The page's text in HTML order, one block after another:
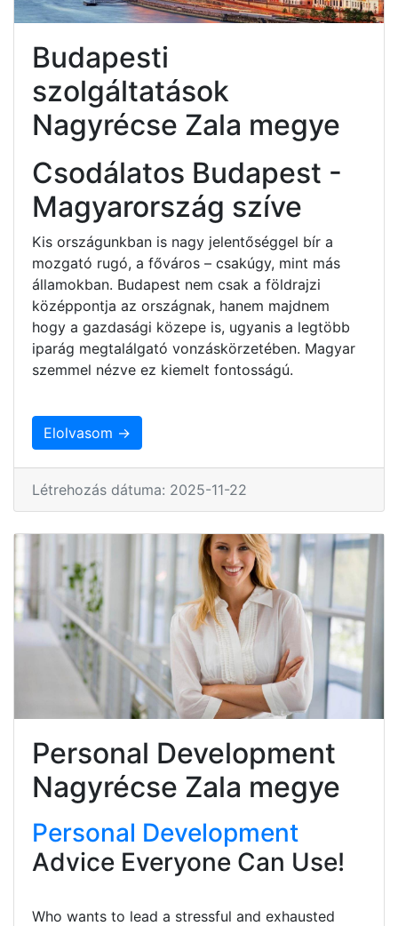
Budapesti
szolgáltatások
Nagyrécse Zala megye
Csodálatos Budapest -
Magyarország szíve
Kis országunkban is nagy jelentőséggel bír a
mozgató rugó, a főváros – csakúgy, mint más
államokban. Budapest nem csak a földrajzi
középpontja az országnak, hanem majdnem
hogy a gazdasági közepe is, ugyanis a legtöbb
iparág megtalálgató vonzáskörzetében. Magyar
szemmel nézve ez kiemelt fontosságú.
Elolvasom →
Létrehozás dátuma: 2025-11-22
Personal Development
Nagyrécse Zala megye
Personal Development
Advice Everyone Can Use!
Who wants to lead a stressful and exhausted